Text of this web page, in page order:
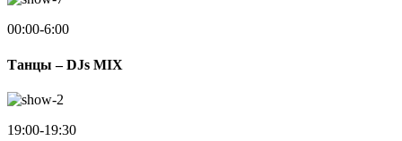
00:00-6:00
Танцы – DJs MIX
19:00-19:30